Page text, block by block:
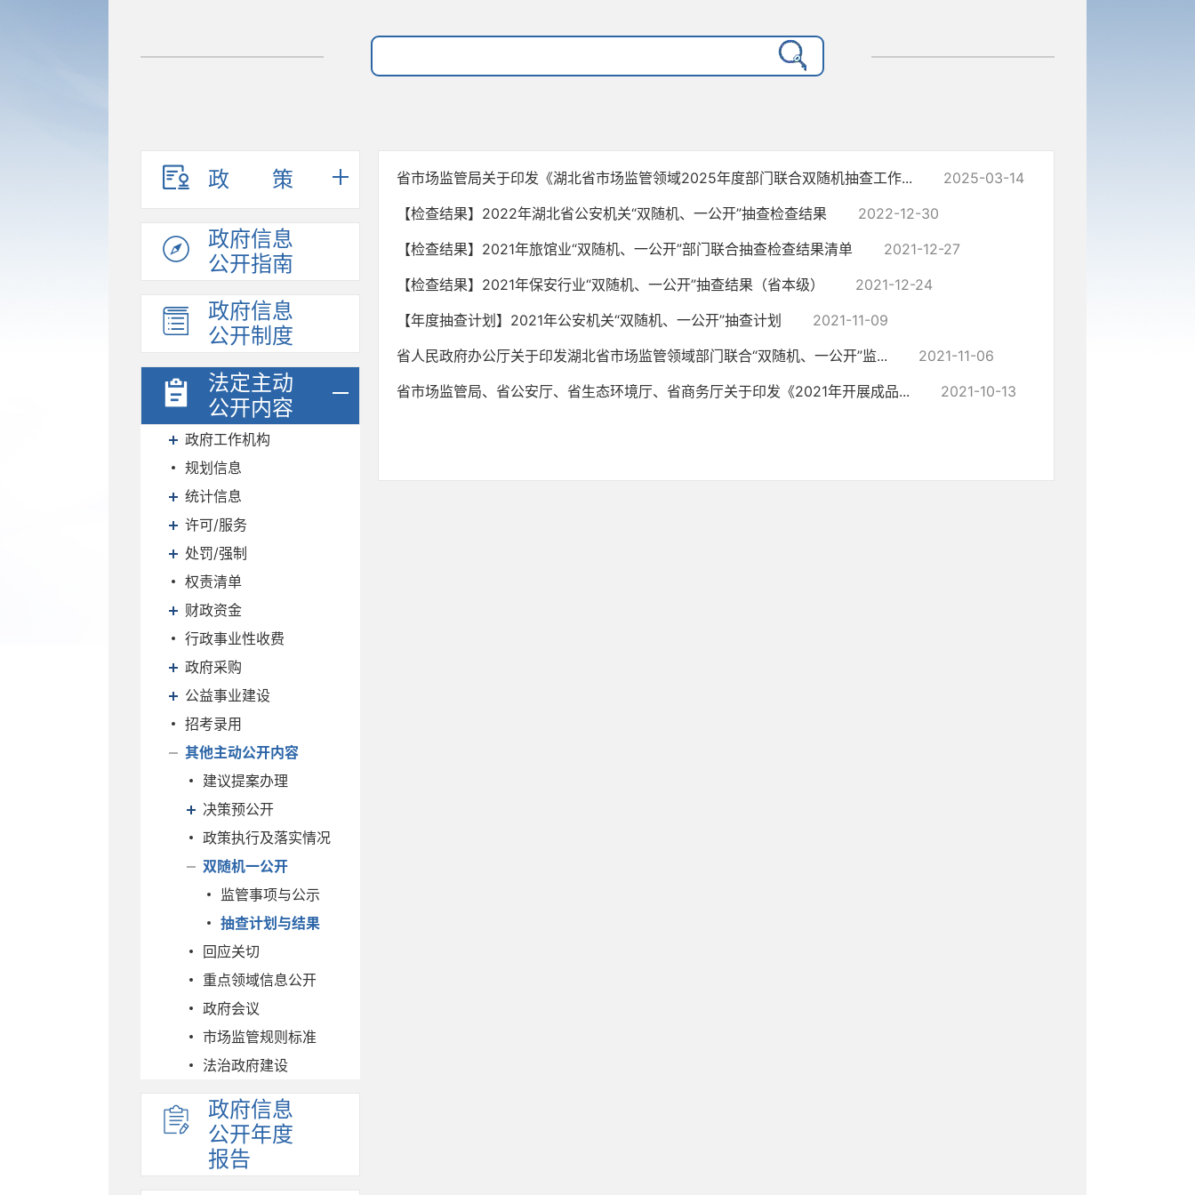
政策
政府信息
公开指南
政府信息
公开制度
法定主动
公开内容
政府工作机构
规划信息
统计信息
许可/服务
处罚/强制
权责清单
财政资金
行政事业性收费
政府采购
公益事业建设
招考录用
其他主动公开内容
建议提案办理
决策预公开
政策执行及落实情况
双随机一公开
监管事项与公示
抽查计划与结果
回应关切
重点领域信息公开
政府会议
市场监管规则标准
法治政府建设
政府信息
公开年度
报告
省市场监管局关于印发《湖北省市场监管领域2025年度部门联合双随机抽查工作...
2025-03-14
【检查结果】2022年湖北省公安机关“双随机、一公开”抽查检查结果
2022-12-30
【检查结果】2021年旅馆业“双随机、一公开”部门联合抽查检查结果清单
2021-12-27
【检查结果】2021年保安行业“双随机、一公开”抽查结果（省本级）
2021-12-24
【年度抽查计划】2021年公安机关“双随机、一公开”抽查计划
2021-11-09
省人民政府办公厅关于印发湖北省市场监管领域部门联合“双随机、一公开”监...
2021-11-06
省市场监管局、省公安厅、省生态环境厅、省商务厅关于印发《2021年开展成品...
2021-10-13